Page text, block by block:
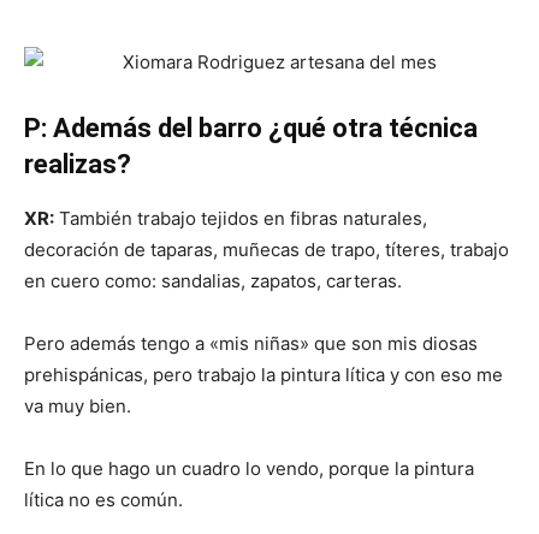
P: Además del barro ¿qué otra técnica
realizas?
XR: También trabajo tejidos en fibras naturales,
decoración de taparas, muñecas de trapo, títeres, trabajo
en cuero como: sandalias, zapatos, carteras.
Pero además tengo a «mis niñas» que son mis diosas
prehispánicas, pero trabajo la pintura lítica y con eso me
va muy bien.
En lo que hago un cuadro lo vendo, porque la pintura
lítica no es común.